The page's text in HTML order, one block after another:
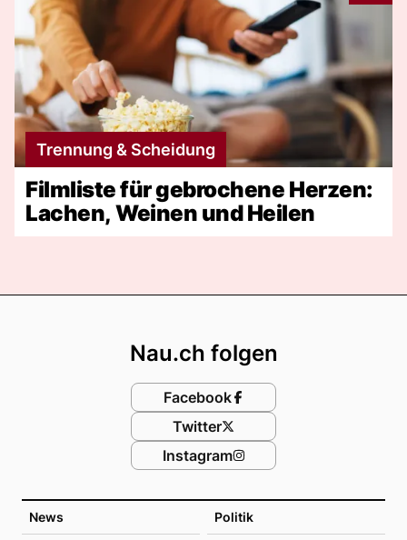
Trennung & Scheidung
Filmliste für gebrochene Herzen:
Lachen, Weinen und Heilen
News Politik
Nau.ch folgen
Facebook
Twitter
Instagram